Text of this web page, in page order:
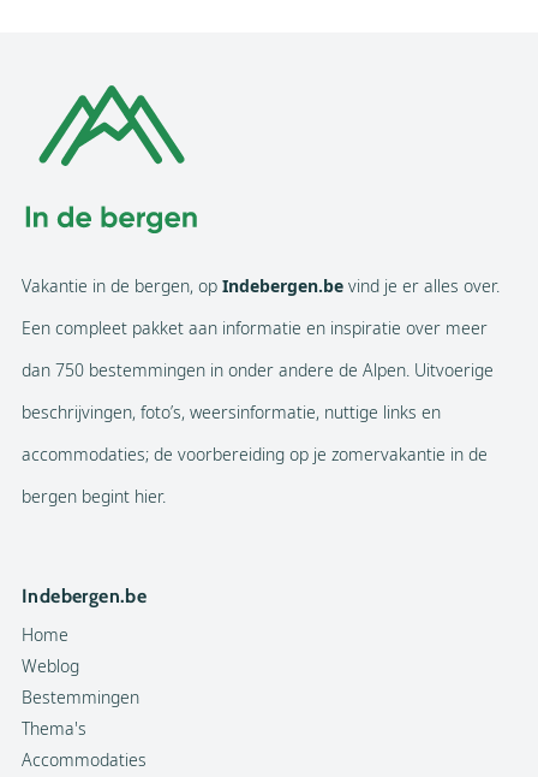
Vakantie in de bergen, op Indebergen.be vind je er alles over.
Een compleet pakket aan informatie en inspiratie over meer
dan 750 bestemmingen in onder andere de Alpen. Uitvoerige
beschrijvingen, foto’s, weersinformatie, nuttige links en
accommodaties; de voorbereiding op je zomervakantie in de
bergen begint hier.
Indebergen.be
Home
Weblog
Bestemmingen
Thema's
Accommodaties